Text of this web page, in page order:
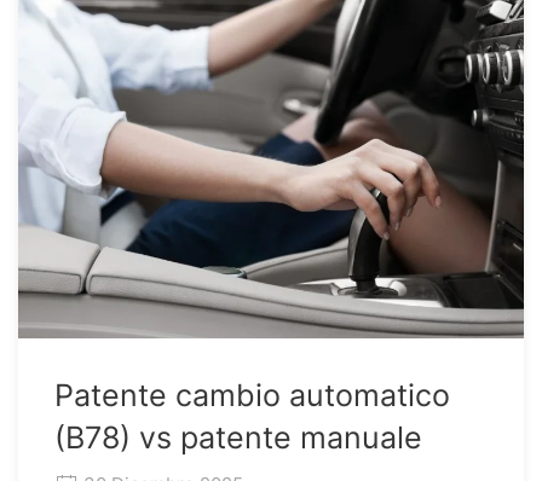
Patente cambio automatico
(B78) vs patente manuale